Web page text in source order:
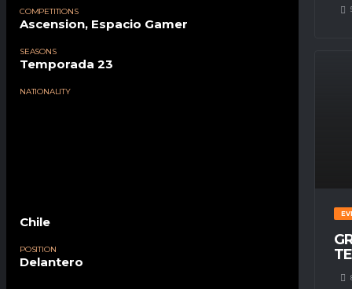
COMPETITIONS
Ascension, Espacio Gamer
SEASONS
Temporada 23
NATIONALITY
Chile
POSITION
Delantero